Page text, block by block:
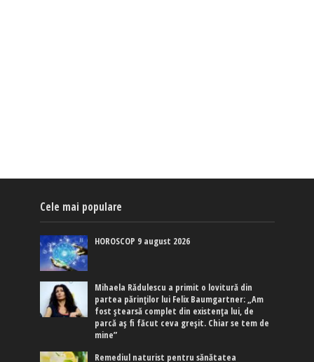
Cele mai populare
HOROSCOP 9 august 2026
Mihaela Rădulescu a primit o lovitură din
partea părinților lui Felix Baumgartner: „Am
fost ștearsă complet din existența lui, de
parcă aș fi făcut ceva greșit. Chiar se tem de
mine”
Remediul naturist pentru sănătatea